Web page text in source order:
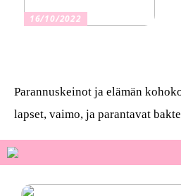
16/10/2022
Parannuskeinot ja elämän
lapset, vaimo, ja parantavat